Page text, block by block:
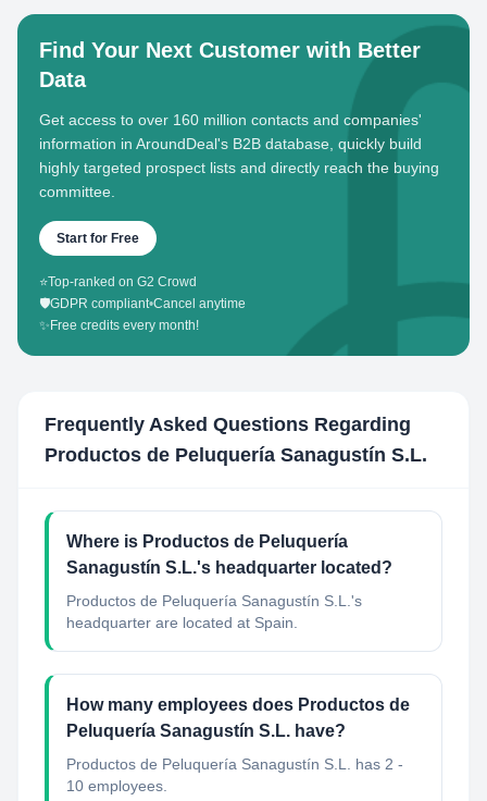
Find Your Next Customer with Better
Data
Get access to over 160 million contacts and companies'
information in AroundDeal's B2B database, quickly build
highly targeted prospect lists and directly reach the buying
committee.
Start for Free
⭐Top-ranked on G2 Crowd
🛡️GDPR compliant•Cancel anytime
✨ Free credits every month!
Frequently Asked Questions Regarding
Productos de Peluquería Sanagustín S.L.
Where is Productos de Peluquería
Sanagustín S.L.'s headquarter located?
Productos de Peluquería Sanagustín S.L.'s
headquarter are located at Spain.
How many employees does Productos de
Peluquería Sanagustín S.L. have?
Productos de Peluquería Sanagustín S.L. has 2 -
10 employees.